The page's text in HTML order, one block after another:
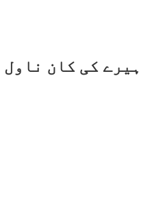
ہیرے کی کان